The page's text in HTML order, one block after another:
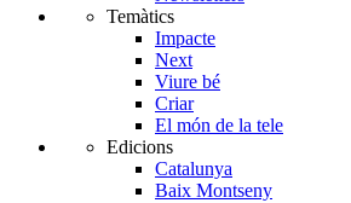
Temàtics
Impacte
Next
Viure bé
Criar
El món de la tele
Edicions
Catalunya
Baix Montseny